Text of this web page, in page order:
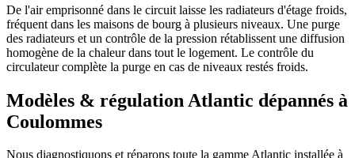
De l'air emprisonné dans le circuit laisse les radiateurs d'étage froids,
fréquent dans les maisons de bourg à plusieurs niveaux. Une purge
des radiateurs et un contrôle de la pression rétablissent une diffusion
homogène de la chaleur dans tout le logement. Le contrôle du
circulateur complète la purge en cas de niveaux restés froids.
Modèles & régulation Atlantic dépannés à
Coulommes
Nous diagnostiquons et réparons toute la gamme Atlantic installée à